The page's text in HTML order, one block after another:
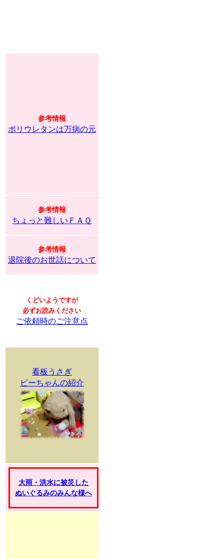
参考情報
ポリウレタンは万病の元
参考情報
ちょっと難しいＦＡＱ
参考情報
退院後のお世話について
くどいようですが
必ずお読みください
ご依頼時のご注意点
看板うさぎ
ビーちゃんの紹介
大雨・洪水に被災した
ぬいぐるみのみんな様へ